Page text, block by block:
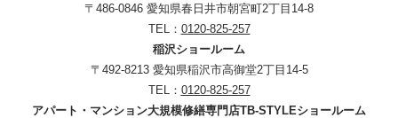
〒486-0846 愛知県春日井市朝宮町2丁目14-8
TEL： 0120-825-257
稲沢ショールーム
〒492-8213 愛知県稲沢市高御堂2丁目14-5
TEL： 0120-825-257
アパート・マンション大規模修繕専門店TB-STYLEショールーム